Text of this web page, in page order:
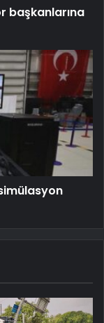
başkanlarına
simülasyon